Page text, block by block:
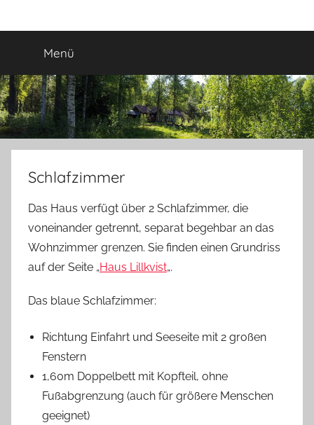
Inhalt
Urlaub
in
Schweden
Menü
Schlafzimmer
Das Haus verfügt über 2 Schlafzimmer, die
voneinander getrennt, separat begehbar an das
Wohnzimmer grenzen. Sie finden einen Grundriss
auf der Seite „Haus Lillkvist„.
Das blaue Schlafzimmer:
Richtung Einfahrt und Seeseite mit 2 großen
Fenstern
1,60m Doppelbett mit Kopfteil, ohne
Fußabgrenzung (auch für größere Menschen
geeignet)